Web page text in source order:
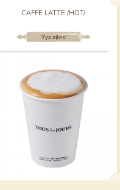
Уух зүйлс
CAFFE LATTE /HOT/